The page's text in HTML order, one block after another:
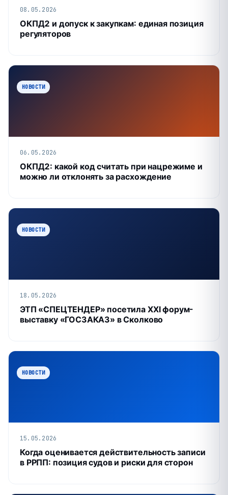
08.05.2026
ОКПД2 и допуск к закупкам: единая позиция
регуляторов
НОВОСТИ
06.05.2026
ОКПД2: какой код считать при нацрежиме и
можно ли отклонять за расхождение
НОВОСТИ
18.05.2026
ЭТП «СПЕЦТЕНДЕР» посетила XXI форум-
выставку «ГОСЗАКАЗ» в Сколково
НОВОСТИ
15.05.2026
Когда оценивается действительность записи
в РРПП: позиция судов и риски для сторон